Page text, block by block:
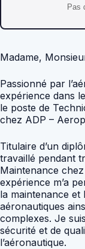
Pas
Madame,
Passionné par
expérience dans
le poste de
chez ADP –
Titulaire d’un
travaillé pendant
Maintenance
expérience m’a
la maintenance et
aéronautiques
complexes. Je
sécurité et de
l’aéronautique.